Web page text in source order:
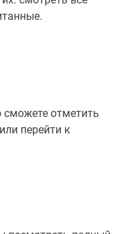
сможете отметить
перейти к